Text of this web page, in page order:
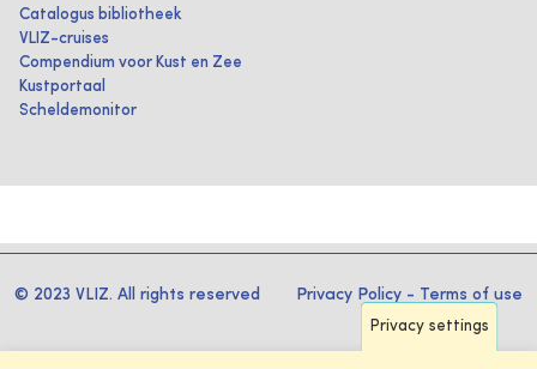
Catalogus bibliotheek
VLIZ-cruises
Compendium voor Kust en Zee
Kustportaal
Scheldemonitor
© 2023 VLIZ. All rights reserved Privacy Policy - Terms of use
Privacy settings